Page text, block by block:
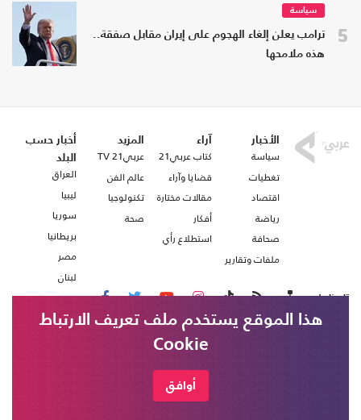
5
سياسة
ترامب يعلن إلغاء الهجوم على إيران مقابل صفقة..
هذه ملامحها
الأخبار
سياسة
تغطيات
اقتصاد
رياضة
صحافة
ملفات وتقارير
آراء
كتاب عربي21
قضايا وآراء
مقالات مختارة
أفكار
استطلاع رأي
المزيد
عربي21 TV
عالم الفن
تكنولوجيا
صحة
أخبار حسب
البلد
العراق
ليبيا
سوريا
بريطانيا
مصر
لبنان
تابعنا على
هذا الموقع يستخدم ملف تعريف الارتباط
Cookie
أوافق